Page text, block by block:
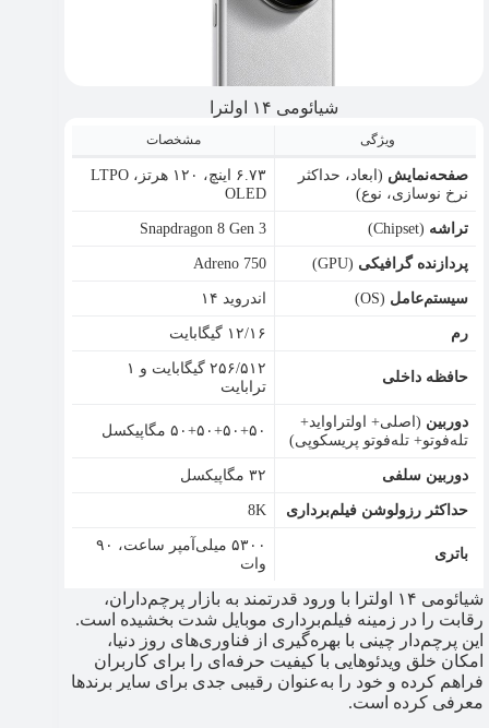
شیائومی ۱۴ اولترا
ویژگی مشخصات
صفحه‌نمایش (ابعاد، حداکثر
نرخ نوسازی، نوع)
۶.۷۳ اینچ، ۱۲۰ هرتز، LTPO
OLED
تراشه (Chipset)
Snapdragon 8 Gen 3
پردازنده گرافیکی (GPU)
Adreno 750
سیستم‌عامل (OS)
اندروید ۱۴
رم
۱۲/۱۶ گیگابایت
حافظه داخلی
۲۵۶/۵۱۲ گیگابایت و ۱
ترابایت
دوربین (اصلی+ اولتراواید+
تله‌فوتو+ تله‌فوتو پریسکوپی)
۵۰+۵۰+۵۰+۵۰ مگاپیکسل
دوربین سلفی
۳۲ مگاپیکسل
حداکثر رزولوشن فیلم‌برداری
8K
باتری
۵۳۰۰ میلی‌آمپر ساعت، ۹۰
وات
شیائومی ۱۴ اولترا با ورود قدرتمند به بازار پرچم‌داران،
رقابت را در زمینه فیلم‌برداری موبایل شدت بخشیده است.
این پرچم‌دار چینی با بهره‌گیری از فناوری‌های روز دنیا،
امکان خلق ویدئوهایی با کیفیت حرفه‌ای را برای کاربران
فراهم کرده و خود را به‌عنوان رقیبی جدی برای سایر برندها
معرفی کرده است.